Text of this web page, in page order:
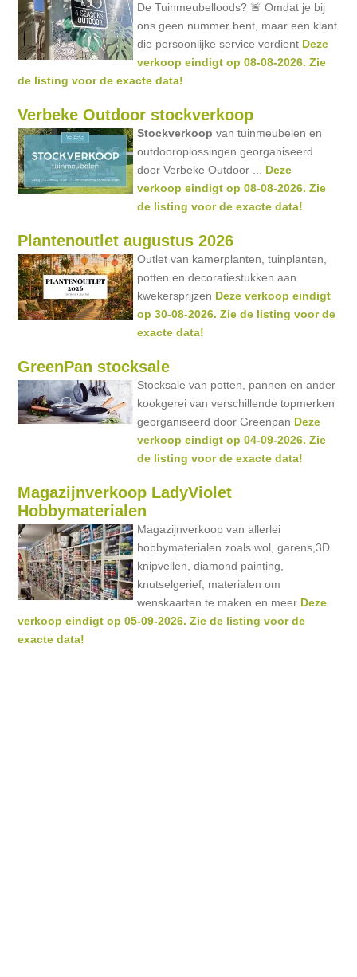
De Tuinmeubelloods? 🚨 Omdat je bij
ons geen nummer bent, maar een klant
die persoonlijke service verdient Deze
verkoop eindigt op 08-08-2026. Zie
de listing voor de exacte data!
Verbeke Outdoor stockverkoop
Stockverkoop van tuinmeubelen en
outdooroplossingen georganiseerd
door Verbeke Outdoor ... Deze
verkoop eindigt op 08-08-2026. Zie
de listing voor de exacte data!
Plantenoutlet augustus 2026
Outlet van kamerplanten, tuinplanten,
potten en decoratiestukken aan
kwekersprijzen Deze verkoop eindigt
op 30-08-2026. Zie de listing voor de
exacte data!
GreenPan stocksale
Stocksale van potten, pannen en ander
kookgerei van verschillende topmerken
georganiseerd door Greenpan Deze
verkoop eindigt op 04-09-2026. Zie
de listing voor de exacte data!
Magazijnverkoop LadyViolet
Hobbymaterialen
Magazijnverkoop van allerlei
hobbymaterialen zoals wol, garens,3D
knipvellen, diamond painting,
knutselgerief, materialen om
wenskaarten te maken en meer Deze
verkoop eindigt op 05-09-2026. Zie de listing voor de
exacte data!